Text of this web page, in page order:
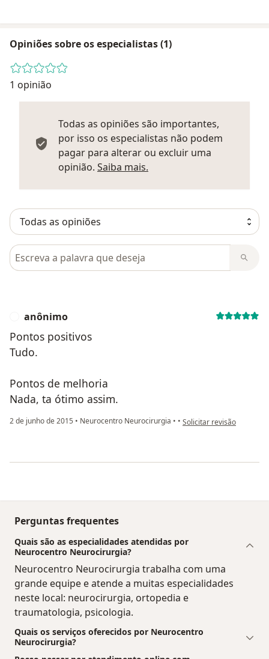
Opiniões sobre os especialistas (1)
1 opinião
Todas as opiniões são importantes,
por isso os especialistas não podem
pagar para alterar ou excluir uma
opinião. Saiba mais.
Pesquisar em opiniões
anônimo
Pontos positivos
Tudo.
Pontos de melhoria
Nada, ta ótimo assim.
2 de junho de 2015 • Neurocentro Neurocirurgia • • na opinião do utilizador
Solicitar revisão
Perguntas frequentes
Quais são as especialidades atendidas por
Neurocentro Neurocirurgia?
Neurocentro Neurocirurgia trabalha com uma
grande equipe e atende a muitas especialidades
neste local: neurocirurgia, ortopedia e
traumatologia, psicologia.
Quais os serviços oferecidos por Neurocentro
Neurocirurgia?